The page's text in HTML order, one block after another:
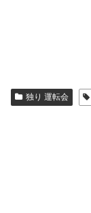
独り 運転会